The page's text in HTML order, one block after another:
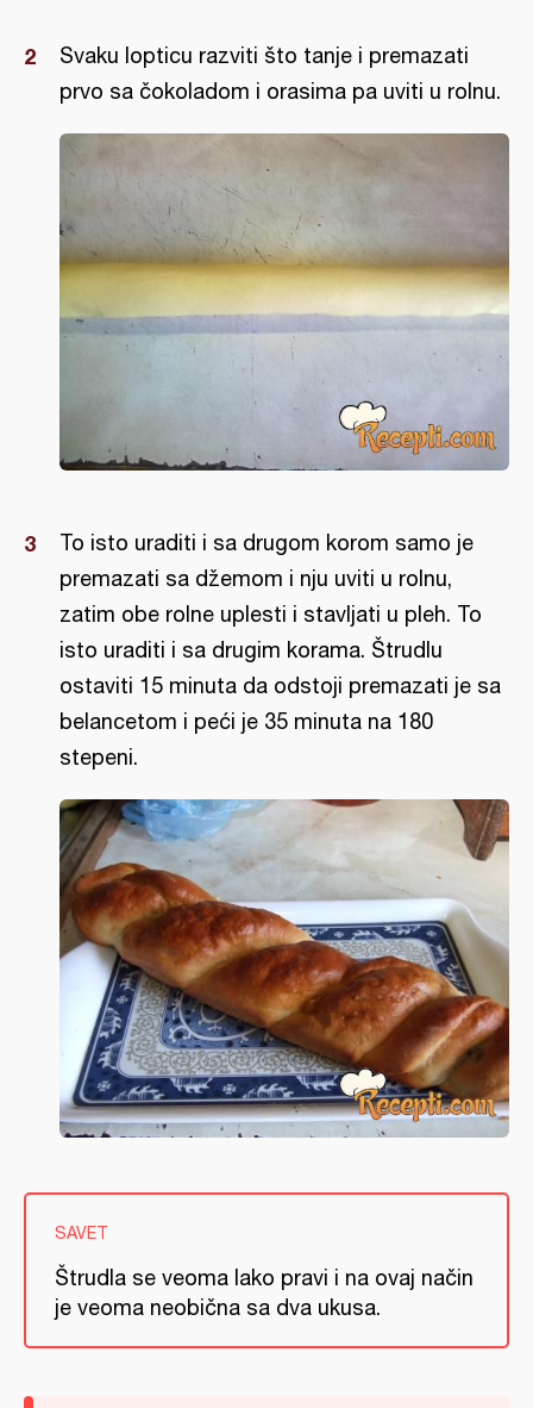
Svaku lopticu razviti što tanje i premazati
prvo sa čokoladom i orasima pa uviti u rolnu.
To isto uraditi i sa drugom korom samo je
premazati sa džemom i nju uviti u rolnu,
zatim obe rolne uplesti i stavljati u pleh. To
isto uraditi i sa drugim korama. Štrudlu
ostaviti 15 minuta da odstoji premazati je sa
belancetom i peći je 35 minuta na 180
stepeni.
SAVET
Štrudla se veoma lako pravi i na ovaj način
je veoma neobična sa dva ukusa.